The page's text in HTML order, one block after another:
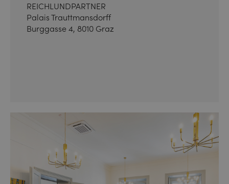
REICHLUNDPARTNER
Palais Trauttmansdorff
Burggasse 4, 8010 Graz